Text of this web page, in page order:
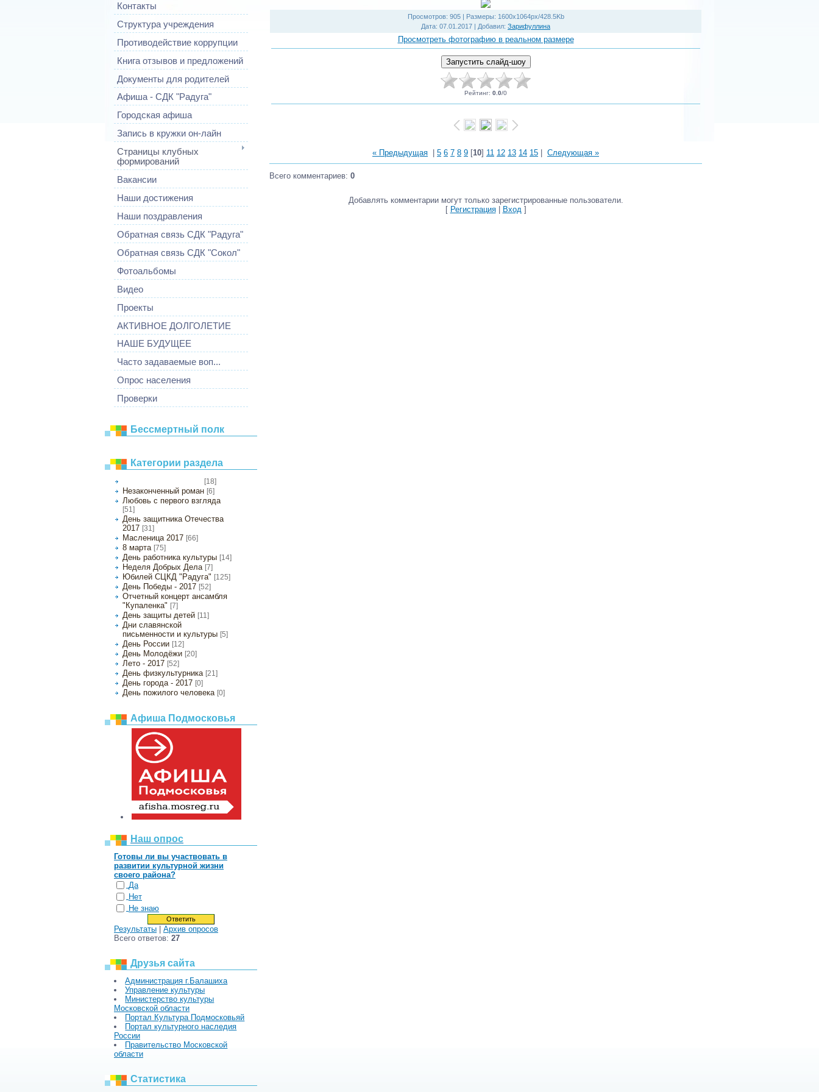
Контакты
Структура учреждения
Противодействие коррупции
Книга отзывов и предложений
Документы для родителей
Афиша - СДК "Радуга"
Городская афиша
Запись в кружки он-лайн
Страницы клубных
формирований
Вакансии
Наши достижения
Наши поздравления
Обратная связь СДК "Радуга"
Обратная связь СДК "Сокол"
Фотоальбомы
Видео
Проекты
АКТИВНОЕ ДОЛГОЛЕТИЕ
НАШЕ БУДУЩЕЕ
Часто задаваемые воп...
Опрос населения
Проверки
Бессмертный полк
Категории раздела
[18]
Незаконченный роман [6]
Любовь с первого взгляда
[51]
День защитника Отечества
2017 [31]
Масленица 2017 [66]
8 марта [75]
День работника культуры [14]
Неделя Добрых Дела [7]
Юбилей СЦКД "Радуга" [125]
День Победы - 2017 [52]
Отчетный концерт ансамбля
"Купаленка" [7]
День защиты детей [11]
Дни славянской
письменности и культуры [5]
День России [12]
День Молодёжи [20]
Лето - 2017 [52]
День физкультурника [21]
День города - 2017 [0]
День пожилого человека [0]
Афиша Подмосковья
Наш опрос
Готовы ли вы участвовать в
развитии культурной жизни
своего района?
Да
Нет
Не знаю
Результаты
Архив опросов
Всего ответов: 27
Друзья сайта
Администрация г.Балашиха
Управление культуры
Министерство культуры
Московской области
Портал Культура Подмосковьяй
Портал культурного наследия
России
Правительство Московской
области
Статистика
Просмотров: 905 | Размеры: 1600x1064px/428.5Kb
Дата: 07.01.2017 | Добавил: Зарифуллина
Просмотреть фотографию в реальном размере
Рейтинг: 0.0/0
« Предыдущая 5 6 7 8 9 [10] 11 12 13 14 15 Следующая »
Всего комментариев: 0
Добавлять комментарии могут только зарегистрированные пользователи.
[ Регистрация| Вход ]